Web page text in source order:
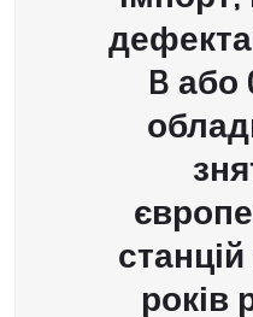
B або
років